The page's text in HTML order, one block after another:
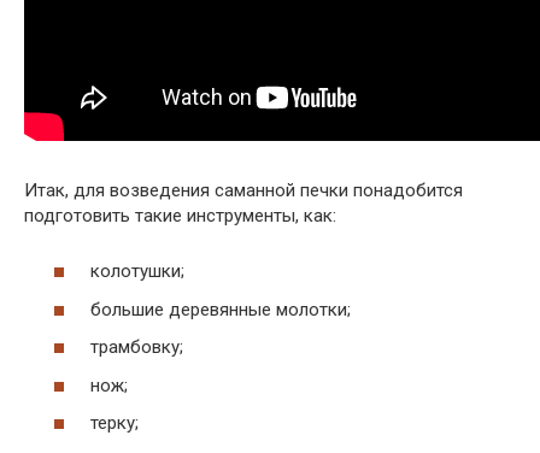
Итак, для возведения саманной печки понадобится
подготовить такие инструменты, как:
колотушки;
большие деревянные молотки;
трамбовку;
нож;
терку;